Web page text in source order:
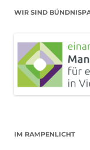
WIR SIND
IM RAMPENLICHT